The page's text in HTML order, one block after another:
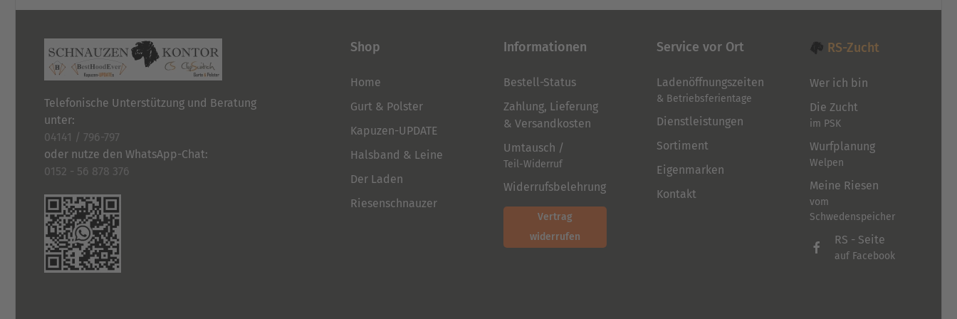
Telefonische Unterstützung und Beratung
unter:
04141 / 796-797
oder nutze den WhatsApp-Chat:
0152 - 56 878 376
Shop
Home
Gurt & Polster
Kapuzen-UPDATE
Halsband & Leine
Der Laden
Riesenschnauzer
Informationen
Bestell-Status
Zahlung, Lieferung
& Versandkosten
Umtausch /
Teil-Widerruf
Widerrufsbelehrung
Vertrag
widerrufen
Service vor Ort
Ladenöffnungszeiten
& Betriebsferientage
Dienstleistungen
Sortiment
Eigenmarken
Kontakt
RS-Zucht
Wer ich bin
Die Zucht
im PSK
Wurfplanung
Welpen
Meine Riesen
vom
Schwedenspeicher
RS - Seite
auf Facebook